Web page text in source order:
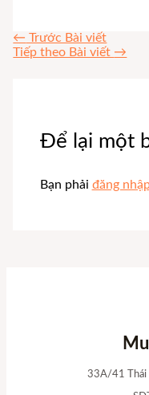
← Trước Bài viết
Tiếp theo Bài viết →
Để lại một
Bạn phải đăng
33A/41 Thái